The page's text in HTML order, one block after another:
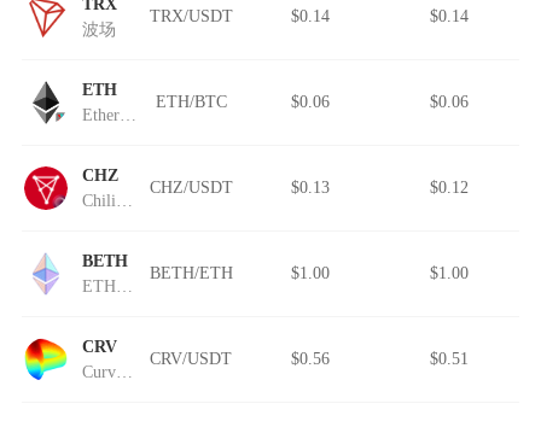
波场
TRX/USDT $0.14 $0.14
ETH
ETH/BTC $0.06 $0.06
CHZ
CHZ/USDT $0.13 $0.12
BETH
BETH/ETH $1.00 $1.00
CRV
CRV/USDT $0.56 $0.51